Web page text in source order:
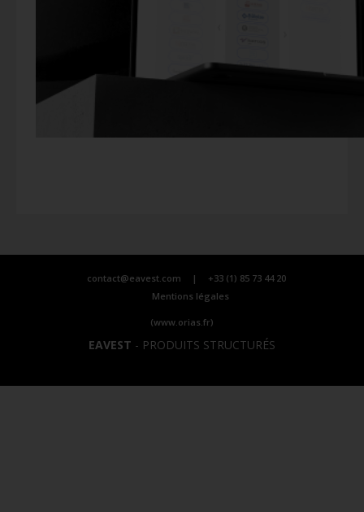
contact@eavest.com |
+33 (1) 85 73 44 20
Mentions légales
(www.orias.fr)
EAVEST - PRODUITS STRUCTURÉS